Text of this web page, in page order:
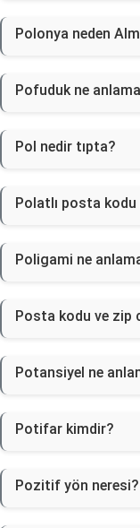
Polonya neden
Pofuduk ne
Pol nedir tıpta?
Polatlı posta kodu
Poligami ne
Posta kodu ve zip
Potansiyel ne
Potifar kimdir?
Pozitif yön neresi?